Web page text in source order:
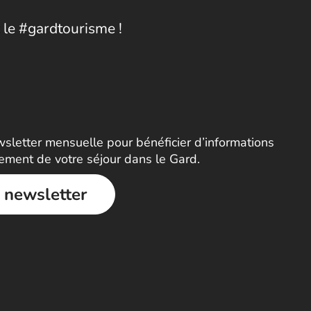
#gardtourisme !
mensuelle pour bénéficier d’informations
de votre séjour dans le Gard.
newsletter